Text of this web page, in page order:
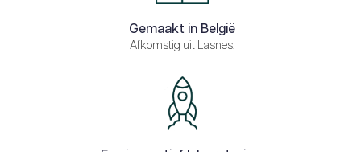
Gemaakt in België
Afkomstig uit Lasnes.